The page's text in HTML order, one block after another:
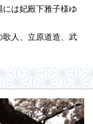
は妃殿下雅子様ゆ
人、立原道造、武